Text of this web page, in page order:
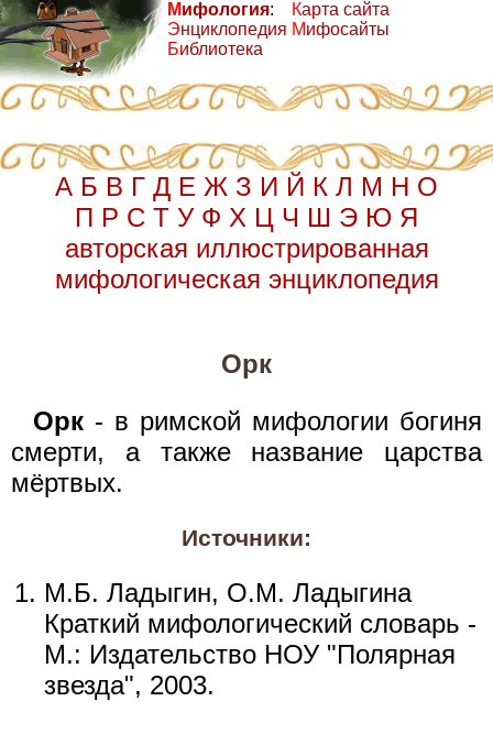
Мифология:
Энциклопедия
Библиотека
Карта сайта
Мифосайты
А Б В Г Д Е Ж З И Й К Л М Н О
П Р С Т У Ф Х Ц Ч Ш Э Ю Я
авторская иллюстрированная
мифологическая энциклопедия
Орк
Орк - в римской мифологии богиня
смерти, а также название царства
мёртвых.
Источники:
М.Б. Ладыгин, О.М. Ладыгина
Краткий мифологический словарь -
М.: Издательство НОУ "Полярная
звезда", 2003.